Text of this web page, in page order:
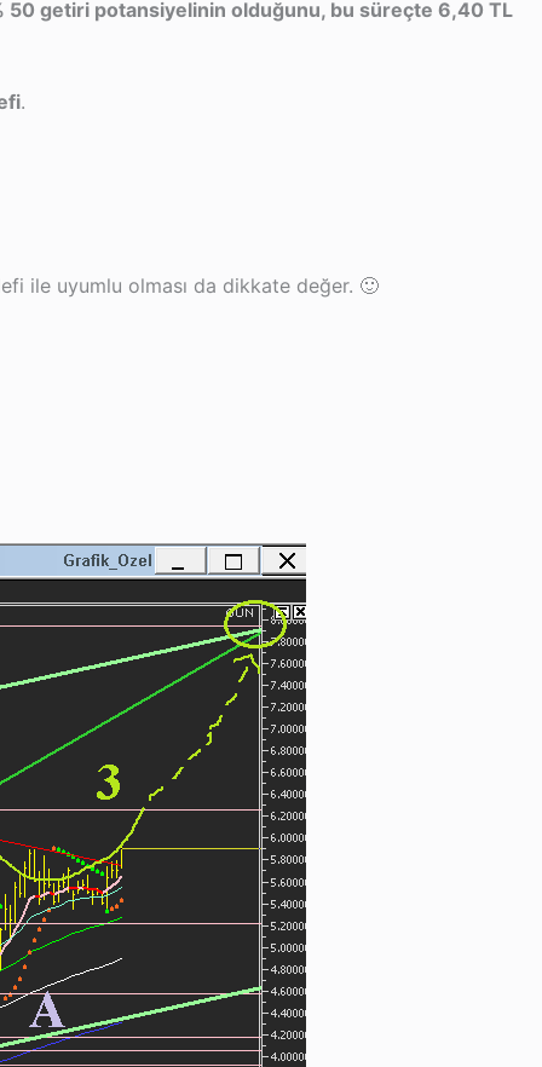
50 getiri potansiyelinin olduğunu, bu süreçte 6,40 TL
.
ile uyumlu olması da dikkate değer. 🙂